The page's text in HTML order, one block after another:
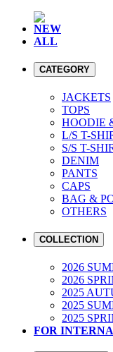
NEW
ALL
CATEGORY
JACKETS
TOPS
HOODIE
L/S T-
S/S T-
DENIM
PANTS
CAPS
BAG &
OTHERS
COLLECTION
2026
2026
2025
2025
2025
FOR